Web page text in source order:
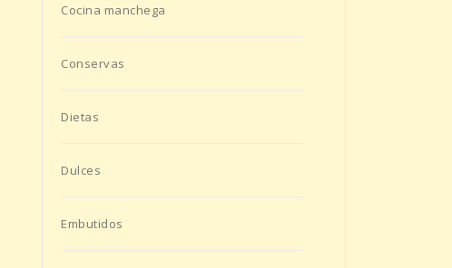
Cocina manchega
Conservas
Dietas
Dulces
Embutidos